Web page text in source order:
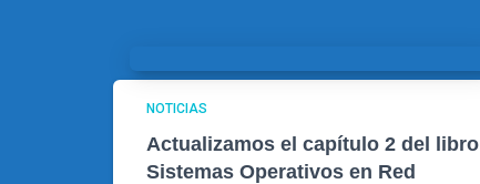
NOTICIAS
Actualizamos el capítulo 2 del libro
Sistemas Operativos en Red